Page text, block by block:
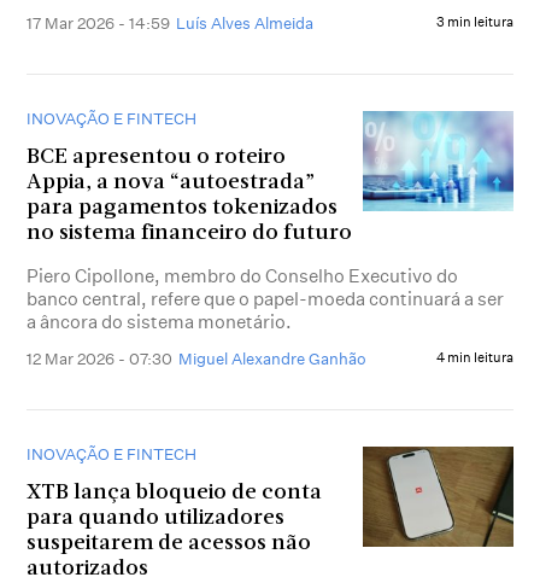
17 Mar 2026 - 14:59 Luís Alves Almeida 3 min leitura
INOVAÇÃO E FINTECH
BCE apresentou o roteiro
Appia, a nova “autoestrada”
para pagamentos tokenizados
no sistema financeiro do futuro
Piero Cipollone, membro do Conselho Executivo do
banco central, refere que o papel-moeda continuará a ser
a âncora do sistema monetário.
12 Mar 2026 - 07:30 Miguel Alexandre Ganhão 4 min leitura
INOVAÇÃO E FINTECH
XTB lança bloqueio de conta
para quando utilizadores
suspeitarem de acessos não
autorizados